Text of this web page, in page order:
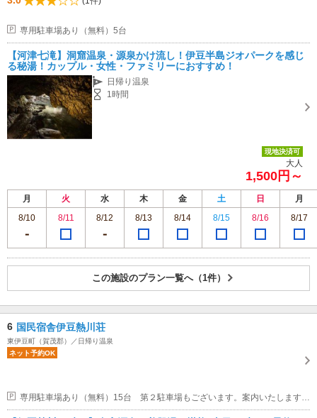
専用駐車場あり（無料）5台
【河津七滝】洞窟温泉・源泉かけ流し！伊豆半島ジオパークを感じ
る秘湯！カップル・女性・ファミリーにおすすめ！
日帰り温泉
1時間
現地決済可
大人
1,500円～
月 火 水 木 金 土 日
月
8/10
8/11 8/12 8/13 8/14 8/15 8/16 8/17
この施設のプラン一覧へ（1件）
6 国民宿舎伊豆熱川荘
東伊豆町（賀茂郡）／日帰り温泉
ネット予約OK